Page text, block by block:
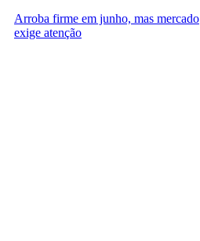
Arroba firme em junho, mas mercado
exige atenção